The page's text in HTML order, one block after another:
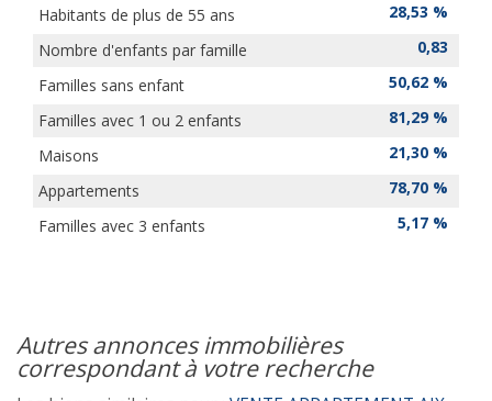
Habitants de plus de 55 ans
28,53 %
Nombre d'enfants par famille
0,83
Familles sans enfant
50,62 %
Familles avec 1 ou 2 enfants
81,29 %
Maisons
21,30 %
Appartements
78,70 %
Familles avec 3 enfants
5,17 %
autres annonces immobilières
correspondant à votre recherche